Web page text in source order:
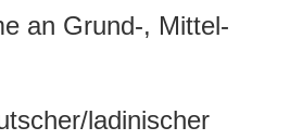
an Grund-, Mittel-
ladinischer